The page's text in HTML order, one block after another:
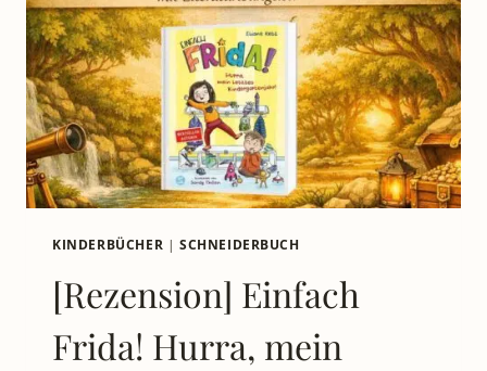
KINDERBÜCHER | SCHNEIDERBUCH
[Rezension] Einfach
Frida! Hurra, mein